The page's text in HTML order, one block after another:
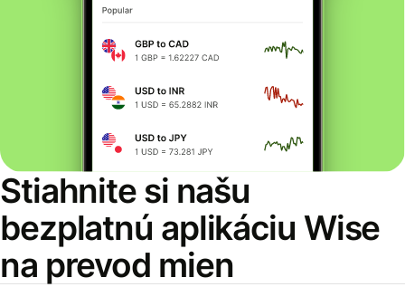
Stiahnite si našu
bezplatnú aplikáciu Wise
na prevod mien